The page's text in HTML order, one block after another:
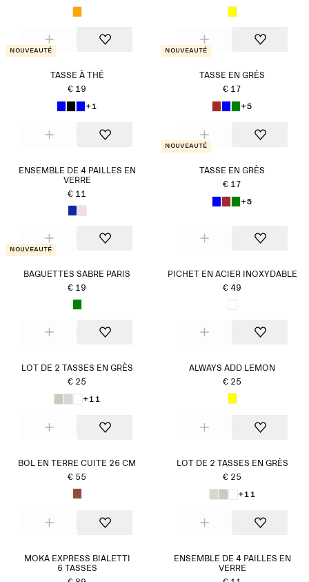
Nouveauté
TASSE À THÉ
€ 19
+1
Nouveauté
TASSE EN GRÈS
€ 17
+5
ENSEMBLE DE 4 PAILLES EN
VERRE
€ 11
Nouveauté
TASSE EN GRÈS
€ 17
+5
Nouveauté
BAGUETTES SABRE PARIS
€ 19
PICHET EN ACIER INOXYDABLE
€ 49
LOT DE 2 TASSES EN GRÈS
€ 25
+11
ALWAYS ADD LEMON
€ 25
BOL EN TERRE CUITE 26 CM
€ 55
LOT DE 2 TASSES EN GRÈS
€ 25
+11
MOKA EXPRESS BIALETTI
6 TASSES
ENSEMBLE DE 4 PAILLES EN
VERRE